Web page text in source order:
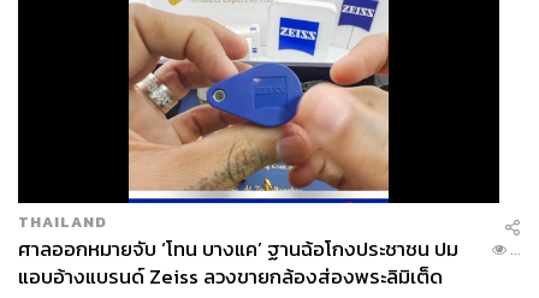
THAILAND
ศาลออกหมายจับ ‘โทน บางแค’ ฐานฉ้อโกงประชาชน ปม
แอบอ้างแบรนด์ Zeiss ลวงขายกล้องส่องพระลิมิเต็ด
...